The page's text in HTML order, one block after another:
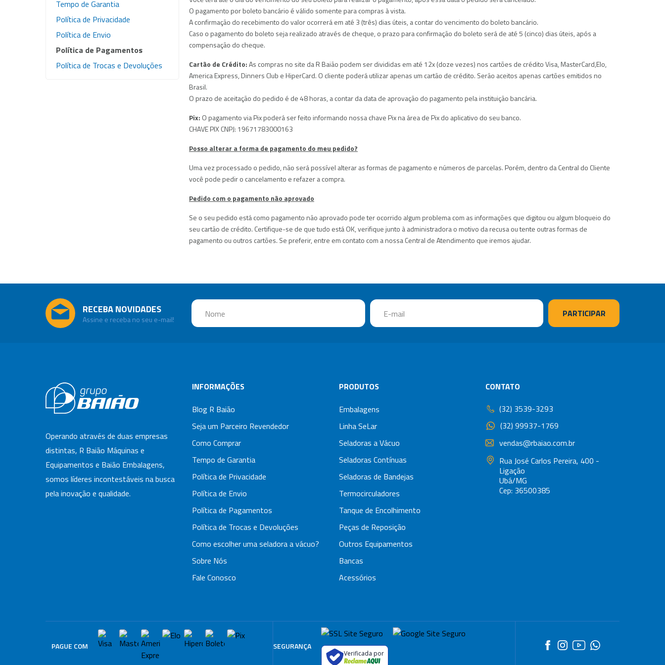
Tanque de Encolhimento
Peças de Reposição
Outros Equipamentos
Bancas
Seladoras Vácuo de Câmara
Dupla Industrial
Tempo de Garantia
Política de Privacidade
Política de Envio
Política de Pagamentos
Política de Trocas e Devoluções
O pagamento por boleto bancário é válido somente para compras à vista.
A confirmação do recebimento do valor ocorrerá em até 3 (três) dias úteis, a contar do vencimento do boleto bancário.
Caso o pagamento do boleto seja realizado através de cheque, o prazo para confirmação do boleto será de até 5 (cinco) dias úteis, após a
compensação do cheque.
Cartão de Crédito:As compras no site da R Baião podem ser divididas em até 12x (doze vezes) nos cartões de crédito Visa, MasterCard,Elo,
America Express, Dinners Club e HiperCard. O cliente poderá utilizar apenas um cartão de crédito. Serão aceitos apenas cartões emitidos no
Brasil.
O prazo de aceitação do pedido é de 48 horas, a contar da data de aprovação do pagamento pela instituição bancária.
Pix: O pagamento via Pix poderá ser feito informando nossa chave Pix na área de Pix do aplicativo do seu banco.
CHAVE PIX CNPJ: 19671783000163
Posso alterar a forma de pagamento do meu pedido?
Uma vez processado o pedido, não será possível alterar as formas de pagamento e números de parcelas. Porém, dentro da Central do Cliente
você pode pedir o cancelamento e refazer a compra.
Pedido com o pagamento não aprovado
Se o seu pedido está como pagamento não aprovado pode ter ocorrido algum problema com as informações que digitou ou algum bloqueio do
seu cartão de crédito. Certifique-se de que tudo está OK, verifique junto à administradora o motivo da recusa ou tente outras formas de
pagamento ou outros cartões. Se preferir, entre em contato com a nossa Central de Atendimento que iremos ajudar.
RECEBA NOVIDADES
Assine e receba no seu e-mail!
Operando através de duas empresas
distintas, R Baião Máquinas e
Equipamentos e Baião Embalagens,
somos líderes incontestáveis na busca
pela inovação e qualidade.
INFORMAÇÕES
Blog R Baião
Seja um Parceiro Revendedor
Como Comprar
Tempo de Garantia
Política de Privacidade
Política de Envio
Política de Pagamentos
Política de Trocas e Devoluções
Como escolher uma seladora a vácuo?
Sobre Nós
Fale Conosco
PRODUTOS
Embalagens
Linha SeLar
Seladoras a Vácuo
Seladoras Contínuas
Seladoras de Bandejas
Termocirculadores
Tanque de Encolhimento
Peças de Reposição
Outros Equipamentos
Bancas
Acessórios
CONTATO
(32) 3539-3293
(32) 99937-1769
vendas@rbaiao.com.br
Rua José Carlos Pereira, 400 -
Ligação
Ubá/MG
Cep: 36500385
PAGUE COM SEGURANÇA
Verificada por